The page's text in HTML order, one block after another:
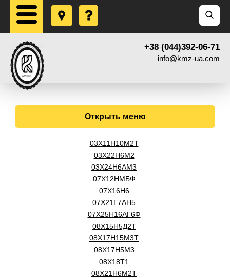
+38 (044)392-06-71
info@kmz-ua.com
Открыть меню
03Х11Н10М2Т
03Х22Н6М2
03Х24Н6АМ3
07Х12НМБФ
07Х16Н6
07Х21Г7АН5
07Х25Н16АГ6Ф
08Х15Н5Д2Т
08Х17Н15М3Т
08Х17Н5М3
08Х18Т1
08Х21Н6М2Т